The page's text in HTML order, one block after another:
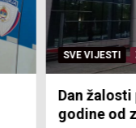
SVE VIJESTI
Dan žalosti
godine od